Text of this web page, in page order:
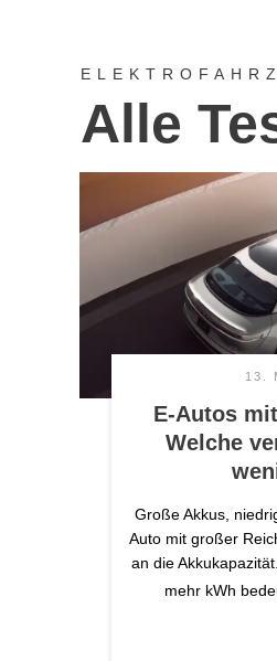
Alle
13.
E-Autos
Welche
Große Akkus,
Auto mit großer
an die
mehr kWh